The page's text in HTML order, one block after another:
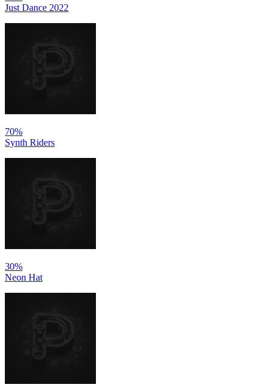
Just Dance 2022
70%
Synth Riders
30%
Neon Hat